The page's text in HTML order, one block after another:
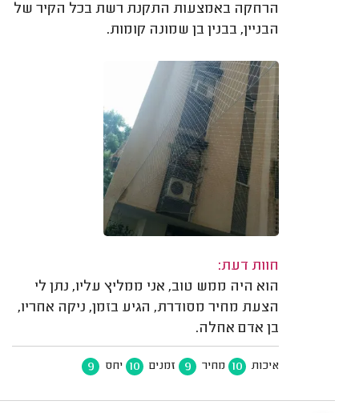
הרחקה באמצעות התקנת רשת בכל הקיר של
הבניין, בבנין בן שמונה קומות.
חוות דעת:
הוא היה ממש טוב, אני ממליץ עליו, נתן לי
הצעת מחיר מסודרת, הגיע בזמן, ניקה אחריו,
בן אדם אחלה.
איכות 10 מחיר 9 זמנים 10 יחס 9